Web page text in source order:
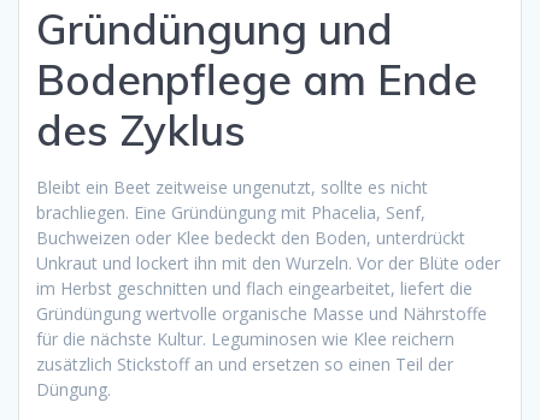
Gründüngung und
Bodenpflege am Ende
des Zyklus
Bleibt ein Beet zeitweise ungenutzt, sollte es nicht
brachliegen. Eine Gründüngung mit Phacelia, Senf,
Buchweizen oder Klee bedeckt den Boden, unterdrückt
Unkraut und lockert ihn mit den Wurzeln. Vor der Blüte oder
im Herbst geschnitten und flach eingearbeitet, liefert die
Gründüngung wertvolle organische Masse und Nährstoffe
für die nächste Kultur. Leguminosen wie Klee reichern
zusätzlich Stickstoff an und ersetzen so einen Teil der
Düngung.